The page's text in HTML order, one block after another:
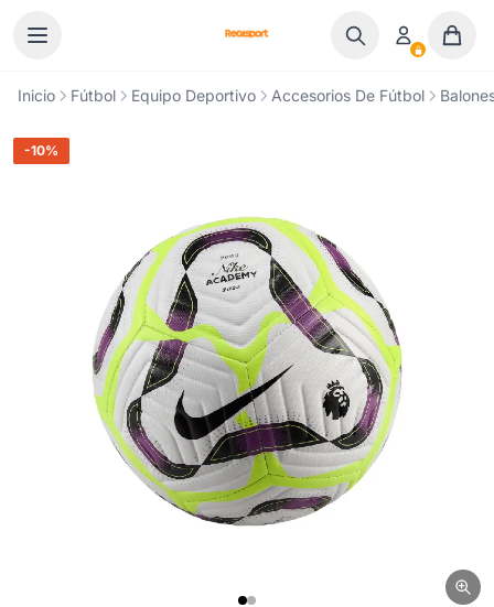
Inicio Fútbol Equipo Deportivo Accesorios De Fútbol
-10%